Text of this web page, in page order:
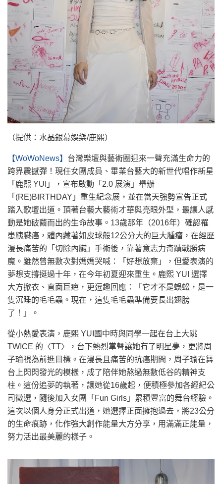
（提供：水晶銀幕娛樂/鹿熙）
【WoWoNews】 台灣樂壇與藝術圈迎來一聲充滿生命力的
跨界震撼彈！現任女團成員、畢業台藝大的新世代唱作新星
「鹿熙 YUI」，宣布啟動「2.0 展演」舉辦
「(RE)BIRTHDAY」重生紀念展，並在當天強勢宣告正式
踏入歌壇出道。頂著台藝大藝術才華與亮眼外型，最讓人感
動是她破繭而出的生命故事。13歲那年（2016年）確認罹
患胰臟癌，體內藏著如皮球般12公分大的巨大腫瘤，在經歷
漫長痛苦的「切除內臟」手術後，靠著意志力奇蹟戰勝病
魔。雖然曾無數次對媽媽哭喊：「好想放棄」，但愛表演的
夢想支撐挺過十年，在今年初夏迎來重生。鹿熙 YUI 選擇
大方掀衣、直面巨疤，更逗趣回應：「它才不是蜈蚣，是一
隻沉睡的毛毛蟲。現在，這隻毛毛蟲準備要長出翅膀
了！」。
從小熱愛表演，鹿熙 YUI國中時與同學一起在台上大跳
TWICE 的〈TT〉，台下熱烈掌聲讓她有了明星夢，更將周
子瑜視為前進目標。在漫長且痛苦的抗癌期間，周子瑜在舞
台上閃閃發光的模樣，成了陪伴她熬過無數低谷的精神支
柱。這份追夢的執著，讓她從16歲起，便積極參加各經紀公
司徵選，隨後加入女團「Fun Girls」累積豐富的舞台經驗。
這次以個人身分正式出道，她選擇正面擁抱過去，將23公分
的生命痕跡，化作強大創作能量大方分享，用滿滿正能量，
努力活出最美麗的樣子。